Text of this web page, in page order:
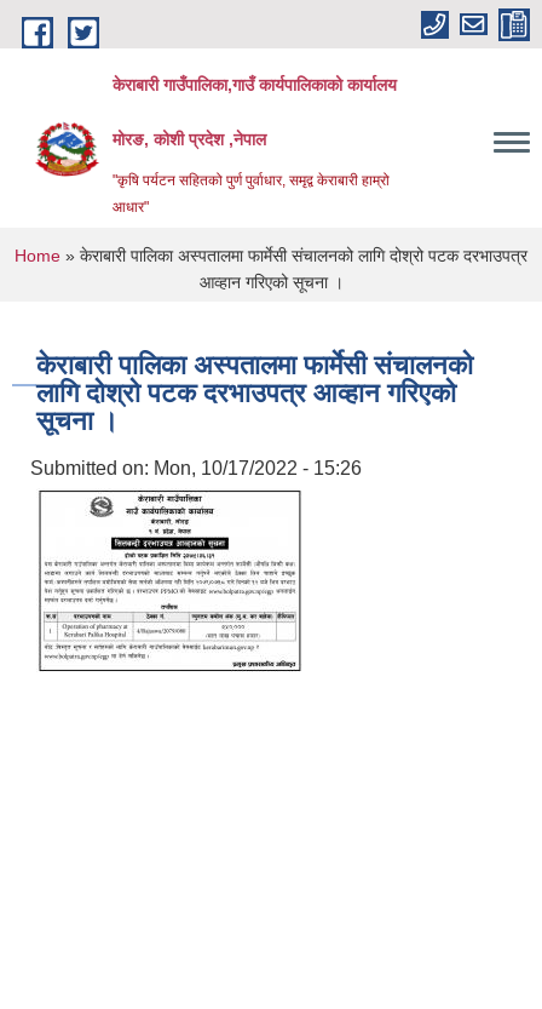
Skip to main content
केराबारी गाउँपालिका,गाउँ कार्यपालिकाको कार्यालय
मोरङ, कोशी प्रदेश ,नेपाल
"कृषि पर्यटन सहितको पुर्ण पुर्वाधार, समृद्व केराबारी हाम्रो
आधार"
You are here
Home » केराबारी पालिका अस्पतालमा फार्मेसी संचालनको लागि दोश्रो पटक दरभाउपत्र
आव्हान गरिएको सूचना ।
केराबारी पालिका अस्पतालमा फार्मेसी संचालनको
लागि दोश्रो पटक दरभाउपत्र आव्हान गरिएको
सूचना ।
Submitted on: Mon, 10/17/2022 - 15:26